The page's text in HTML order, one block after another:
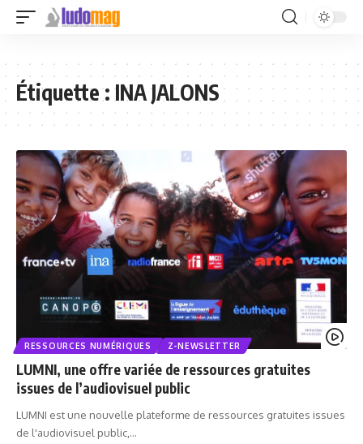
Étiquette :INA JALONS
RESSOURCES NUMÉRIQUES Z-NEWSLETTER
LUMNI, une offre variée de ressources gratuites
issues de l’audiovisuel public
LUMNI est une nouvelle plateforme de ressources gratuites issues
de l'audiovisuel public,…